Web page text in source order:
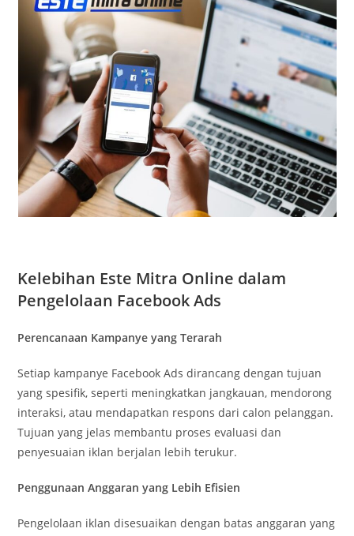
Kelebihan Este Mitra Online dalam
Pengelolaan Facebook Ads
Perencanaan Kampanye yang Terarah
Setiap kampanye Facebook Ads dirancang dengan tujuan
yang spesifik, seperti meningkatkan jangkauan, mendorong
interaksi, atau mendapatkan respons dari calon pelanggan.
Tujuan yang jelas membantu proses evaluasi dan
penyesuaian iklan berjalan lebih terukur.
Penggunaan Anggaran yang Lebih Efisien
Pengelolaan iklan disesuaikan dengan batas anggaran yang